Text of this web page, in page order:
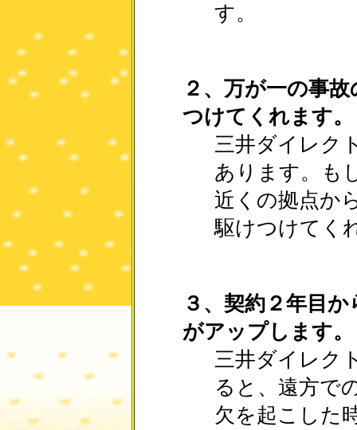
す。
２、万が一の事
つけてくれます。
三井ダイレク
あります。も
近くの拠点か
駆けつけてく
３、契約２年目
がアップします。
三井ダイレク
ると、遠方で
欠を起こした